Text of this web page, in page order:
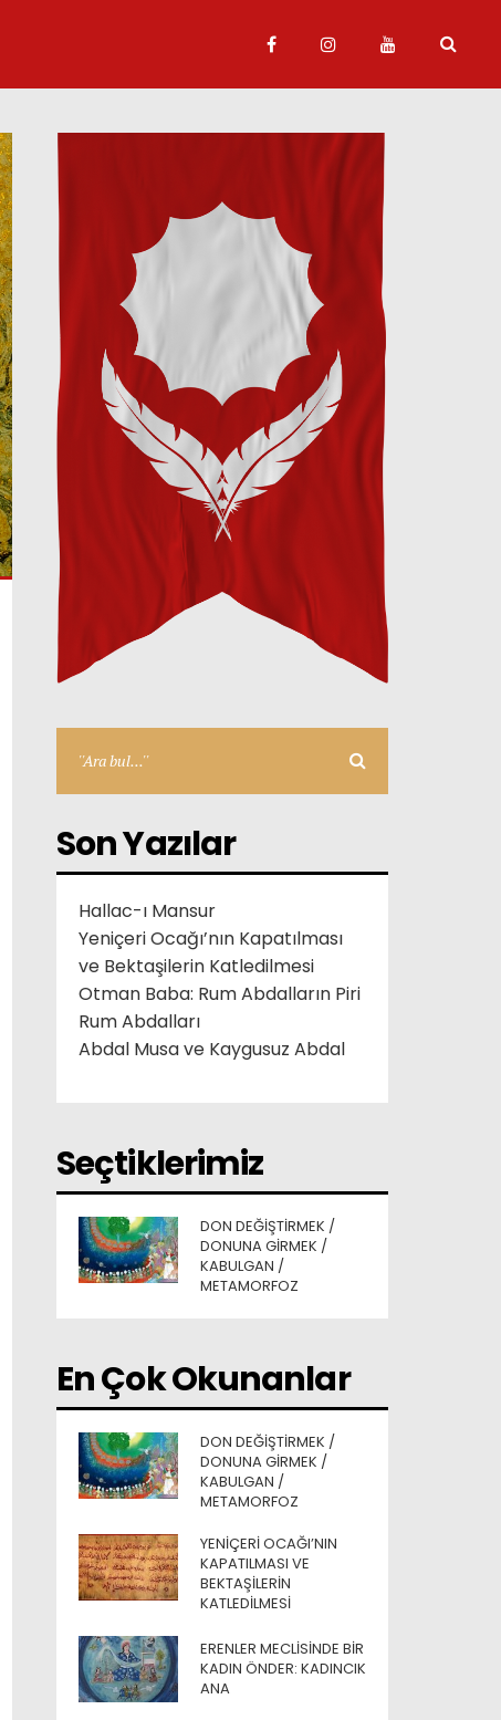
Son Yazılar
Hallac-ı Mansur
Yeniçeri Ocağı’nın Kapatılması
ve Bektaşilerin Katledilmesi
Otman Baba: Rum Abdalların Piri
Rum Abdalları
Abdal Musa ve Kaygusuz Abdal
Seçtiklerimiz
DON DEĞIŞTIRMEK /
DONUNA GIRMEK /
KABULGAN /
METAMORFOZ
En Çok Okunanlar
DON DEĞIŞTIRMEK /
DONUNA GIRMEK /
KABULGAN /
METAMORFOZ
YENIÇERI OCAĞI’NIN
KAPATILMASI VE
BEKTAŞILERIN
KATLEDILMESI
ERENLER MECLISINDE BIR
KADIN ÖNDER: KADINCIK
ANA